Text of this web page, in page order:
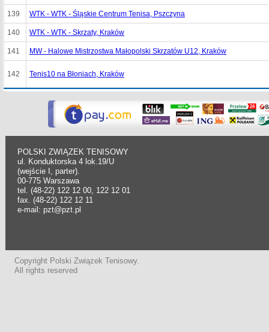
139 WTK - WTK - Śląskie Centrum Tenisa, Pszczyna
140 WTK - WTK - Skrzaty, Kraków
141 MW - Halowe Mistrzostwa Małopolski Skrzatów U12, Kraków
142 Tenis10 na Błoniach, Kraków
POLSKI ZWIĄZEK TENISOWY
ul. Konduktorska 4 lok.19/U
(wejście I, parter).
00-775 Warszawa
tel. (48-22) 122 12 00, 122 12 01
fax. (48-22) 122 12 11
e-mail: pzt@pzt.pl
Copyright Polski Związek Tenisowy.
All rights reserved